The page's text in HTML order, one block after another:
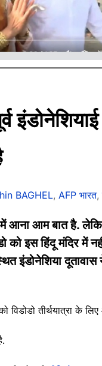
BAGHEL, AFP भारत,
आम बात है. लेकिन
इस हिंदू मंदिर में
इंडोनेशिया दूतावास
विडोडो तीर्थयात्रा के